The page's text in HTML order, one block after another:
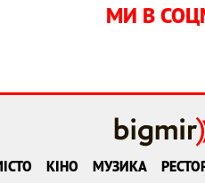
МИ В
КІНО МУЗИКА